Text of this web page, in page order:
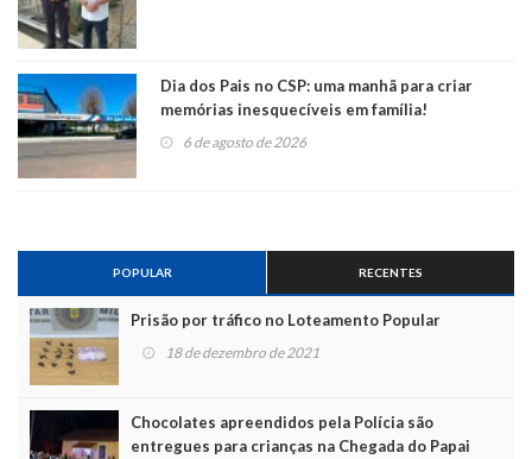
Dia dos Pais no CSP: uma manhã para criar
memórias inesquecíveis em família!
6 de agosto de 2026
POPULAR RECENTES
Prisão por tráfico no Loteamento Popular
18 de dezembro de 2021
Chocolates apreendidos pela Polícia são
entregues para crianças na Chegada do Papai